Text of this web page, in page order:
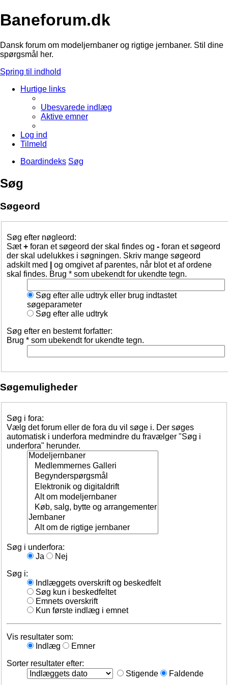
Baneforum.dk
Dansk forum om modeljernbaner og rigtige jernbaner. Stil dine
spørgsmål her.
Spring til indhold
Hurtige links
Ubesvarede indlæg
Aktive emner
Log ind
Tilmeld
Boardindeks Søg
Søg
Søgeord
Søg efter nøgleord:
Sæt+ foran et søgeord der skal findes og - foran et søgeord
der skal udelukkes i søgningen. Skriv mange søgeord
adskilt med
og omgivet af parentes, når blot et af ordene
skal findes. Brug * som ubekendt for ukendte tegn.
Søg efter alle udtryk eller brug indtastet
søgeparameter
Søg efter alle udtryk
Søg efter en bestemt forfatter:
Brug * som ubekendt for ukendte tegn.
Søgemuligheder
Søg i fora:
Vælg det forum eller de fora du vil søge i. Der søges
automatisk i underfora medmindre du fravælger "Søg i
underfora" herunder.
Søg i underfora:
Ja
Nej
Søg i:
Indlæggets overskrift og beskedfelt
Søg kun i beskedfeltet
Emnets overskrift
Kun første indlæg i emnet
Vis resultater som:
Indlæg
Emner
Sorter resultater efter:
Stigende
Faldende